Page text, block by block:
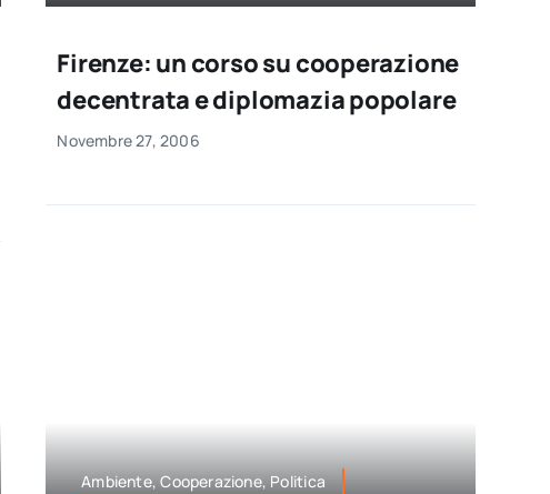
Firenze: un corso su cooperazione
decentrata e diplomazia popolare
Novembre 27, 2006
Ambiente, Cooperazione, Politica